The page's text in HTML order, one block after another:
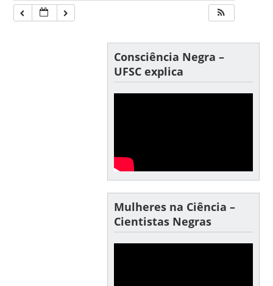
Consciência Negra –
UFSC explica
Mulheres na Ciência –
Cientistas Negras